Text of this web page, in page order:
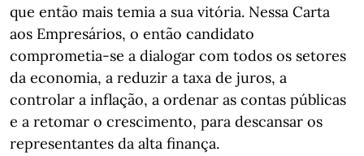
que então mais temia a sua vitória. Nessa Carta
aos Empresários, o então candidato
comprometia-se a dialogar com todos os setores
da economia, a reduzir a taxa de juros, a
controlar a inflação, a ordenar as contas públicas
e a retomar o crescimento, para descansar os
representantes da alta finança.